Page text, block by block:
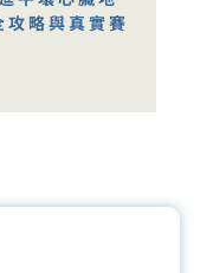
略與真實賽